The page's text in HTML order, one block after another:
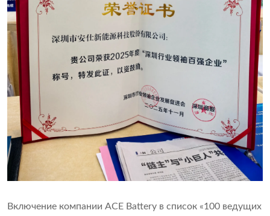
Включение компании ACE Battery в список «100 ведущих